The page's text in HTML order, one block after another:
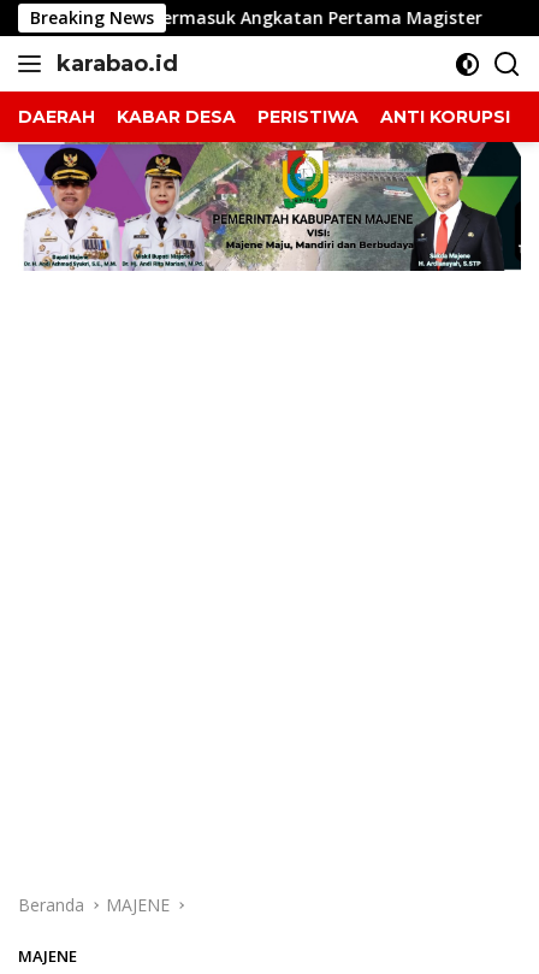
Langsung
ke
konten
Breaking News
Termasuk Angkatan Pertama Magister
karabao.id
Tegas
Tajam
DAERAH KABAR DESA PERISTIWA ANTI KORUPSI
Beranda MAJENE
MAJENE